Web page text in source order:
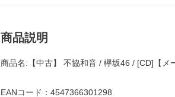
商品説明
商品名:【中古】 不協和音 / 欅坂46 / [CD]【メ
EANコード：4547366301298